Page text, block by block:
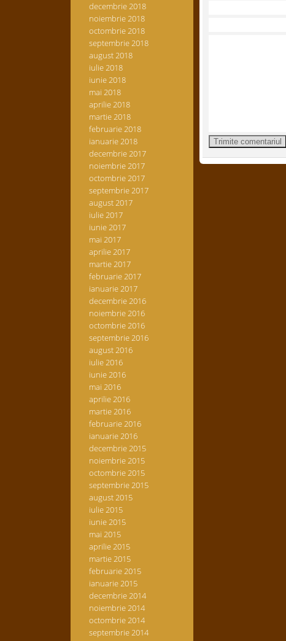
decembrie 2018
noiembrie 2018
octombrie 2018
septembrie 2018
august 2018
iulie 2018
iunie 2018
mai 2018
aprilie 2018
martie 2018
februarie 2018
ianuarie 2018
decembrie 2017
noiembrie 2017
octombrie 2017
septembrie 2017
august 2017
iulie 2017
iunie 2017
mai 2017
aprilie 2017
martie 2017
februarie 2017
ianuarie 2017
decembrie 2016
noiembrie 2016
octombrie 2016
septembrie 2016
august 2016
iulie 2016
iunie 2016
mai 2016
aprilie 2016
martie 2016
februarie 2016
ianuarie 2016
decembrie 2015
noiembrie 2015
octombrie 2015
septembrie 2015
august 2015
iulie 2015
iunie 2015
mai 2015
aprilie 2015
martie 2015
februarie 2015
ianuarie 2015
decembrie 2014
noiembrie 2014
octombrie 2014
septembrie 2014